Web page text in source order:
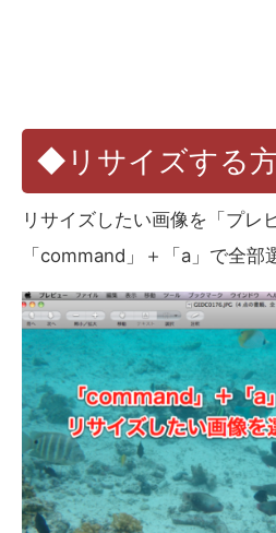
◆リサイズする
リサイズしたい画像を「プレ
「command」＋「a」で全部